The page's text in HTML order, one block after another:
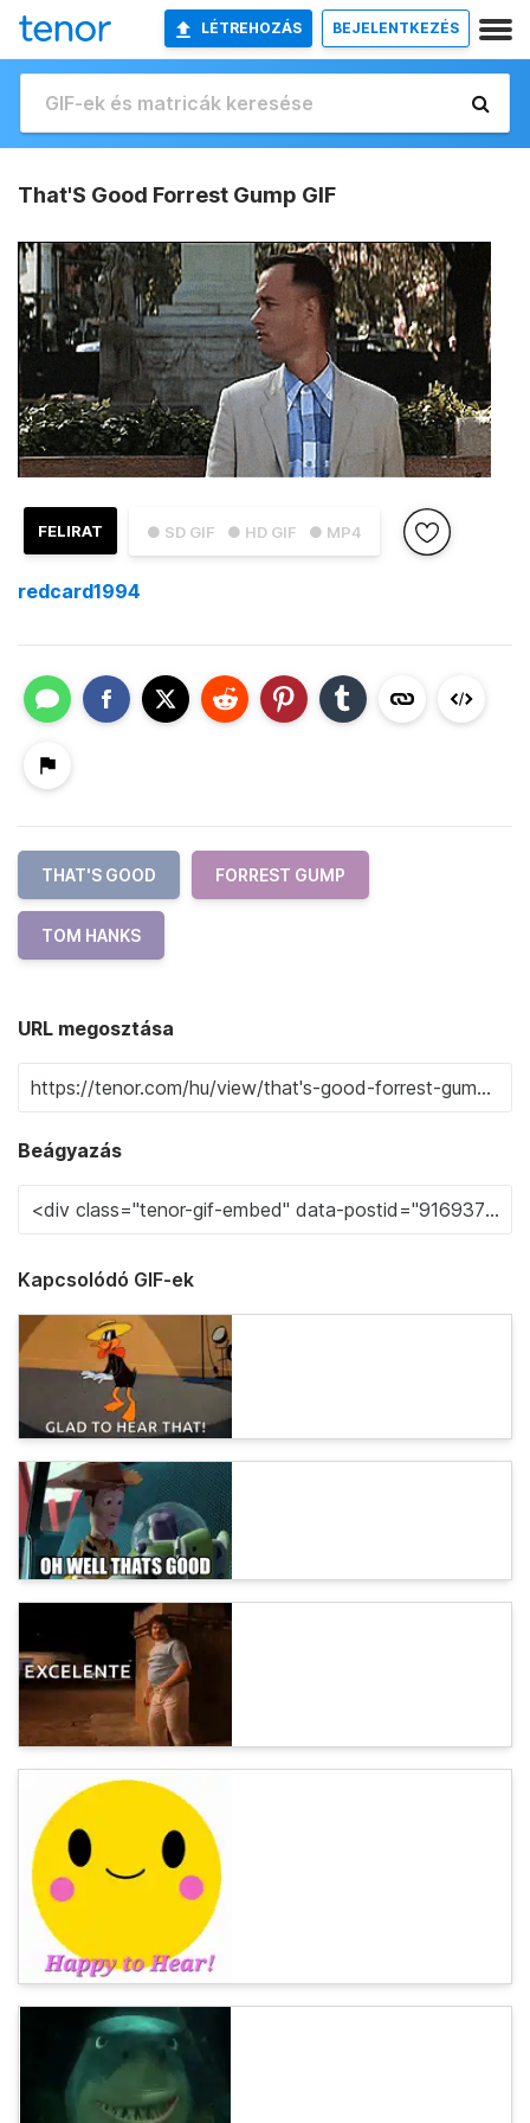
LÉTREHOZÁS BEJELENTKEZÉS
That'S Good Forrest Gump GIF
● SD GIF ● HD GIF ● MP4
FELIRAT
redcard1994
THAT'S GOOD FORREST GUMP
TOM HANKS
URL megosztása
Beágyazás
Kapcsolódó GIF-ek